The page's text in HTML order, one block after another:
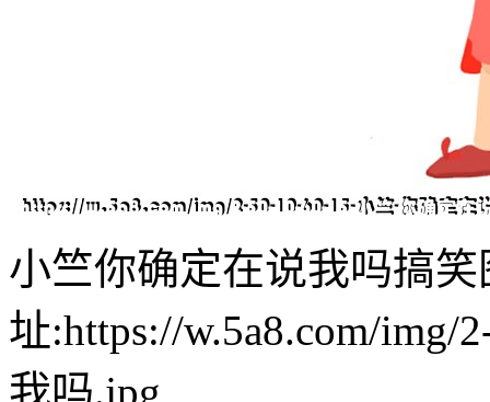
小竺你确定在说我吗搞笑
址:https://w.5a8.com/img/
我吗.jpg